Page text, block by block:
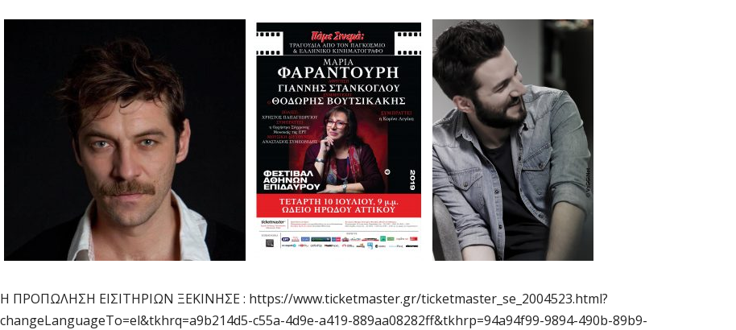
Η ΠΡΟΠΩΛΗΣΗ ΕΙΣΙΤΗΡΙΩΝ ΞΕΚΙΝΗΣΕ : https://www.ticketmaster.gr/ticketmaster_se_2004523.html?
changeLanguageTo=el&tkhrq=a9b214d5-c55a-4d9e-a419-889aa08282ff&tkhrp=94a94f99-9894-490b-89b9-